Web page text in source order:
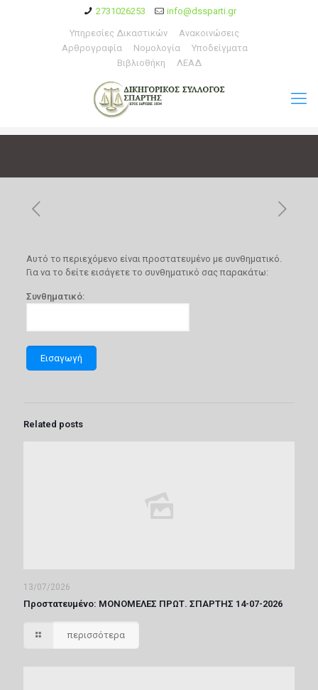
2731026253 info@dssparti.gr
Υπηρεσίες Δικαστικών
Ανακοινώσεις
Αρθρογραφία
Νομολογία
Υποδείγματα
Βιβλιοθήκη
ΛΕΑΔ
Αυτό το περιεχόμενο είναι προστατευμένο με συνθηματικό.
Για να το δείτε εισάγετε το συνθηματικό σας παρακάτω:
Συνθηματικό:
Related posts
13/07/2026
Πρoστατευμένο: ΜΟΝΟΜΕΛΕΣ ΠΡΩΤ. ΣΠΑΡΤΗΣ 14-07-2026
περισσότερα